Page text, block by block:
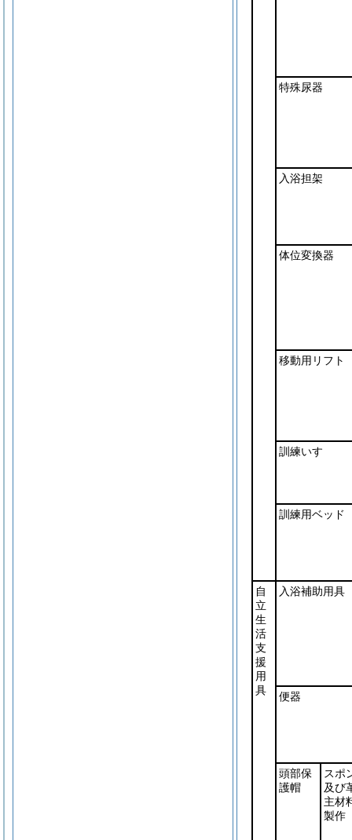
特殊尿器
入浴担架
体位変換器
移動用リフト
訓練いす
訓練用ベッド
自
立
生
活
支
援
用
具
入浴補助用具
便器
頭部保
護帽
スポ
及び
主材
製作